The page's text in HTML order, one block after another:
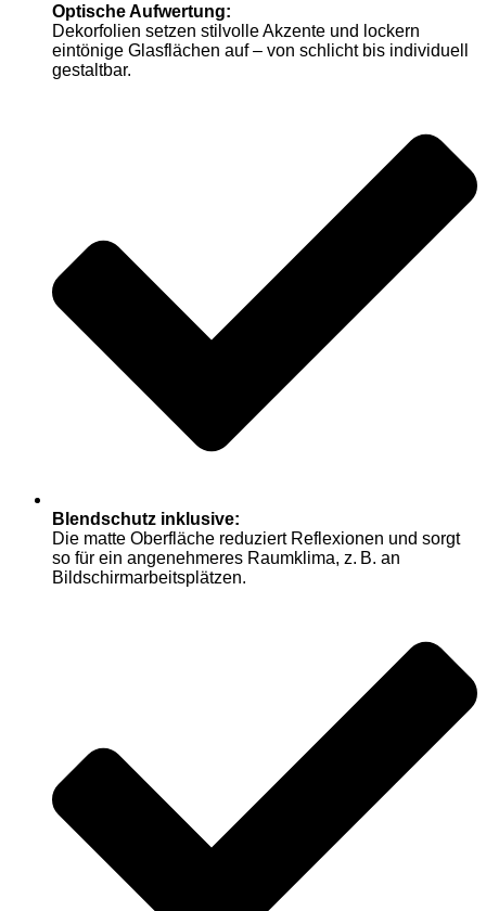
Optische Aufwertung:
Dekorfolien setzen stilvolle Akzente und lockern
eintönige Glasflächen auf – von schlicht bis individuell
gestaltbar.
Blendschutz inklusive:
Die matte Oberfläche reduziert Reflexionen und sorgt
so für ein angenehmeres Raumklima, z. B. an
Bildschirmarbeitsplätzen.